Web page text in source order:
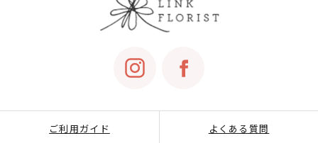
ご利用ガイド よくある質問